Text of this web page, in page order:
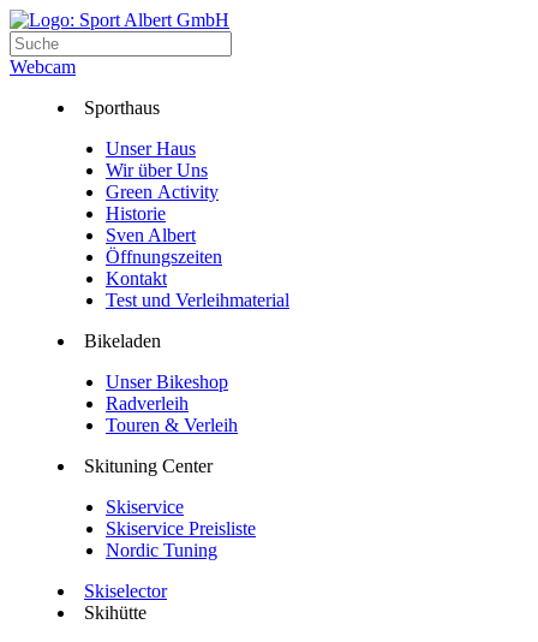
Webcam
Sporthaus
Unser Haus
Wir über Uns
Green Activity
Historie
Sven Albert
Öffnungszeiten
Kontakt
Test und Verleihmaterial
Bikeladen
Unser Bikeshop
Radverleih
Touren & Verleih
Skituning Center
Skiservice
Skiservice Preisliste
Nordic Tuning
Skiselector
Skihütte